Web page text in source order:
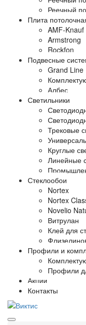
Реечный
Плита
AMF-Knauf
Armstrong
Rockfon
Подвесные
Grand Line
Албес
Светильники
Трековые
Круглые
Линейные
Стеклообои
Nortex
Nortex
Novelio
Витрулан
Клей для
Профили и
Профили
Акции
Контакты